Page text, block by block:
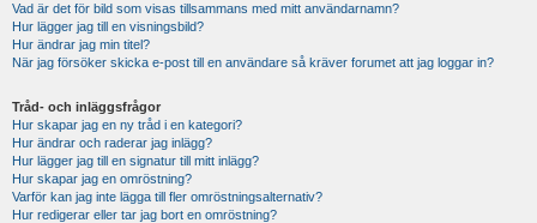
Vad är det för bild som visas tillsammans med mitt användarnamn?
Hur lägger jag till en visningsbild?
Hur ändrar jag min titel?
När jag försöker skicka e-post till en användare så kräver forumet att jag loggar in?
Tråd- och inläggsfrågor
Hur skapar jag en ny tråd i en kategori?
Hur ändrar och raderar jag inlägg?
Hur lägger jag till en signatur till mitt inlägg?
Hur skapar jag en omröstning?
Varför kan jag inte lägga till fler omröstningsalternativ?
Hur redigerar eller tar jag bort en omröstning?